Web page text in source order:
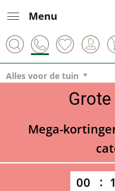
Menu
Alles voor de tuin
Mega-
00